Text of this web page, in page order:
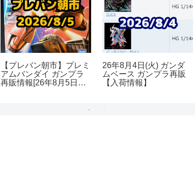
【プレバン朝市】プレミ
アムバンダイ ガンプラ
再販情報[26年8月5日
26年8月4日(火) ガンダ
ムベース ガンプラ再販
【入荷情報】